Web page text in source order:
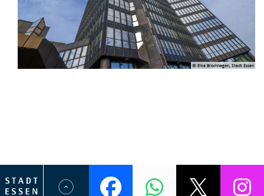
© Elke Brochhagen, Stadt Essen